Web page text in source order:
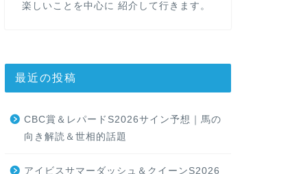
楽しいことを中心に 紹介して行きます。
最近の投稿
CBC賞＆レパードS2026サイン予想｜馬の
向き解読＆世相的話題
アイビスサマーダッシュ＆クイーンS2026